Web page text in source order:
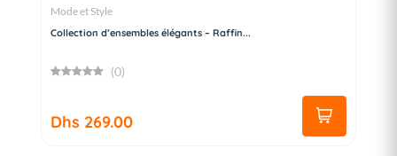
Mode et Style
Collection d’ensembles élégants – Raffin...
(0)
Dhs 269.00